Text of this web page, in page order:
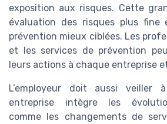
exposition aux risques. Cette
évaluation des risques plus fine
prévention mieux ciblées. Les
et les services de prévention
leurs actions à chaque entreprise
L’employeur doit aussi
entreprise intègre les
comme les changements de